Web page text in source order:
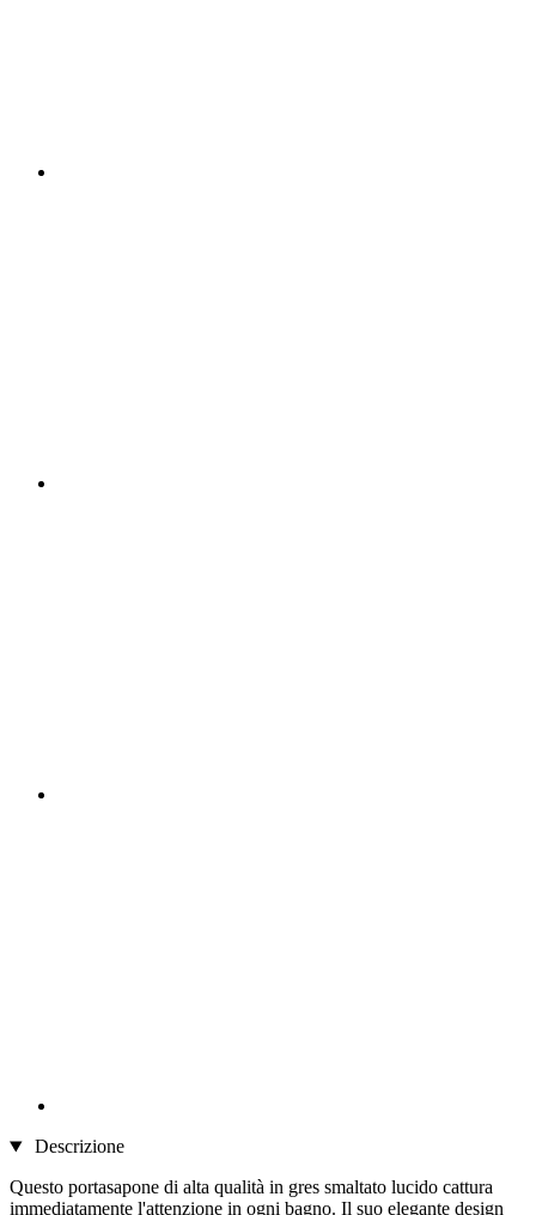
Descrizione
Questo portasapone di alta qualità in gres smaltato lucido cattura
immediatamente l'attenzione in ogni bagno. Il suo elegante design